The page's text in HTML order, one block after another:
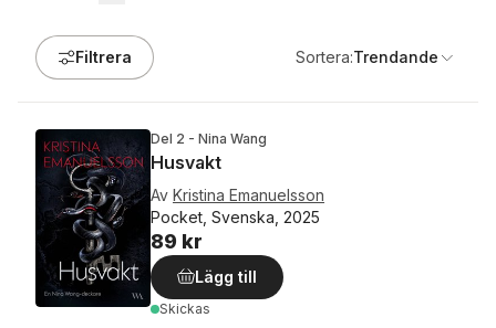
Filtrera Sortera:Trendande
Del 2 - Nina Wang
Husvakt
Av Kristina Emanuelsson
Pocket, Svenska, 2025
89 kr
Lägg till
Skickas